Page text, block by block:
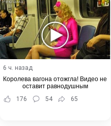
6 ч. назад
Королева вагона отожгла! Видео не
оставит равнодушным
176
54 65